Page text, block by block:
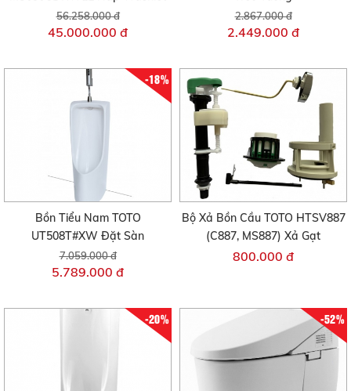
56.258.000 đ
45.000.000 đ
2.867.000 đ
2.449.000 đ
-18%
Bồn Tiểu Nam TOTO
UT508T#XW Đặt Sàn
7.059.000 đ
5.789.000 đ
Bộ Xả Bồn Cầu TOTO HTSV887
(C887, MS887) Xả Gạt
800.000 đ
-20% -52%